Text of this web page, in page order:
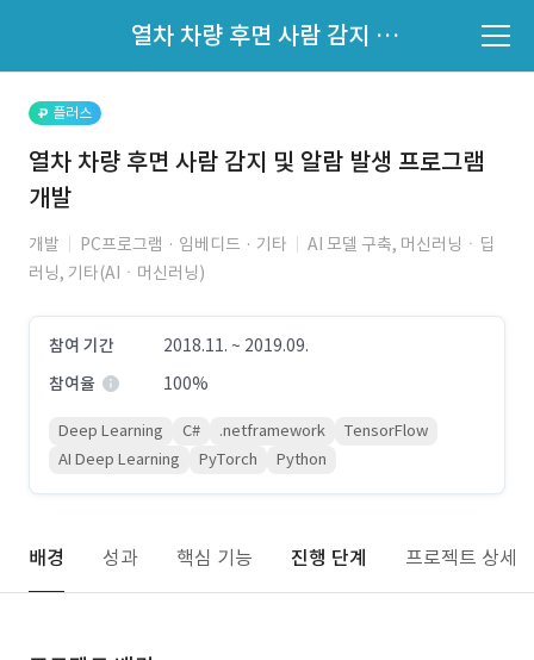
열차 차량 후면 사람 감지 및 알람 발생 프로그램 개발
지원자 목록 바로가기
플러스
열차 차량 후면 사람 감지 및 알람 발생 프로그램
개발
개발 PC프로그램 · 임베디드 · 기타
AI 모델 구축, 머신러닝ㆍ딥
러닝, 기타(AIㆍ머신러닝)
참여 기간
2018.11. ~ 2019.09.
참여율
100%
Deep Learning C# .netframework
TensorFlow
AI Deep Learning
PyTorch Python
배경 성과 핵심 기능 진행 단계 프로젝트 상세